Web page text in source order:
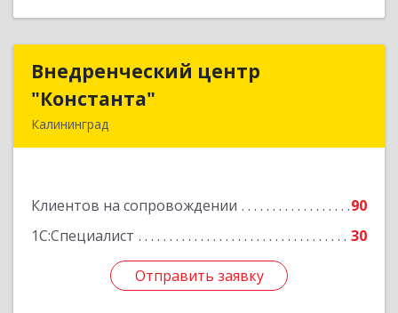
Внедренческий центр
"Константа"
Калининград
Клиентов на сопровождении
90
1С:Специалист
30
Отправить заявку
Внедренческий центр
Подробнее
Отправить заявку